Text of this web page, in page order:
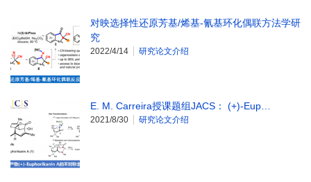
对映选择性还原芳基/烯基-氰基环化偶联方法学研
究
2022/4/14 研究论文介绍
E. M. Carreira授课题组JACS： (+)-Eup…
2021/8/30 研究论文介绍